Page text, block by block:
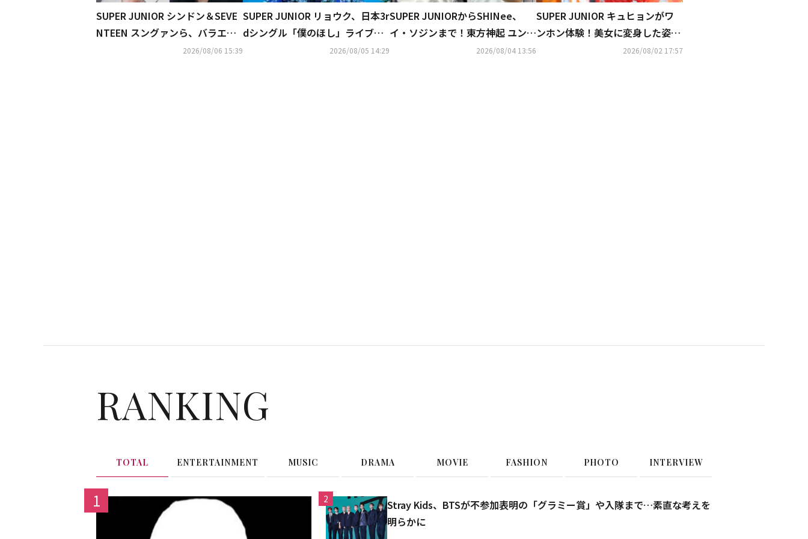
SUPER JUNIOR シンドン＆SEVE
NTEEN スングァンら、バラエテ
ィ番組「大脱出」新シーズンに出
2026/08/06 15:39
SUPER JUNIOR リョウク、日本3r
dシングル「僕のほし」ライブク
リップ公開…東京公演にも期待
2026/08/05 14:29
SUPER JUNIORからSHINee、
イ・ソジンまで！東方神起 ユンホ
の初ソロコンサートに豪華芸能人
2026/08/04 13:56
SUPER JUNIOR キュヒョンがワ
ンホン体験！美女に変身した姿が
2026/08/02 17:57
RANKING
TOTAL ENTERTAINMENT MUSIC DRAMA MOVIE FASHION PHOTO INTERVIEW
1 2
Stray Kids、BTSが不参加表明の「グラミー賞」や入隊まで…素直な考えを
明らかに